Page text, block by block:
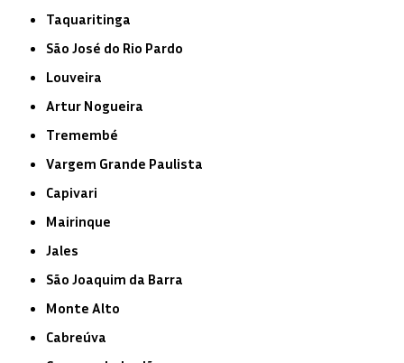
Taquaritinga
São José do Rio Pardo
Louveira
Artur Nogueira
Tremembé
Vargem Grande Paulista
Capivari
Mairinque
Jales
São Joaquim da Barra
Monte Alto
Cabreúva